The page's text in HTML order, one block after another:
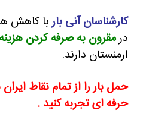
کارشناسان آنی باربا کاهش
درمقرون به صرفه کردن
ارمنستان دارند.
حمل بار را از تمام نقاط
حرفه ای تجربه کنید .